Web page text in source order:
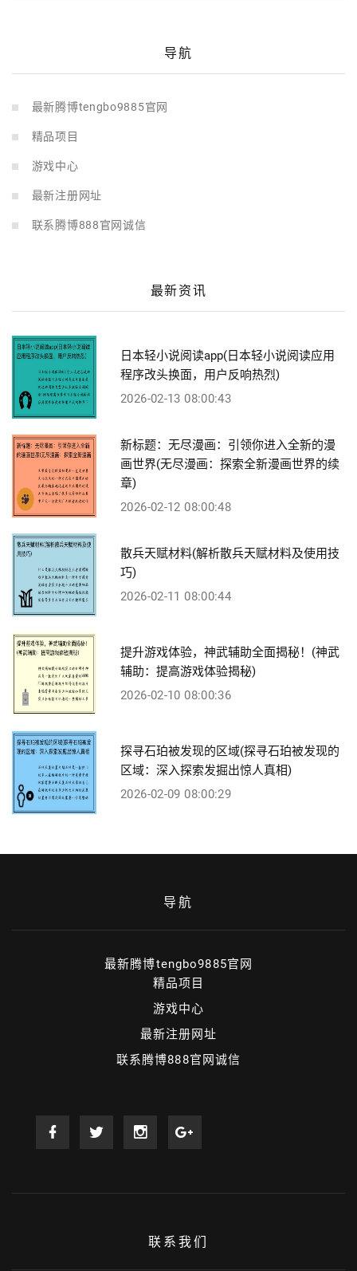
导航
最新腾博tengbo9885官网
精品项目
游戏中心
最新注册网址
联系腾博888官网诚信
最新资讯
日本轻小说阅读app(日本轻小说阅读应用
程序改头换面，用户反响热烈)
2026-02-13 08:00:43
新标题：无尽漫画：引领你进入全新的漫
画世界(无尽漫画：探索全新漫画世界的续
章)
2026-02-12 08:00:48
散兵天赋材料(解析散兵天赋材料及使用技
巧)
2026-02-11 08:00:44
提升游戏体验，神武辅助全面揭秘！(神武
辅助：提高游戏体验揭秘)
2026-02-10 08:00:36
探寻石珀被发现的区域(探寻石珀被发现的
区域：深入探索发掘出惊人真相)
2026-02-09 08:00:29
导航
最新腾博tengbo9885官网
精品项目
游戏中心
最新注册网址
联系腾博888官网诚信
联系我们